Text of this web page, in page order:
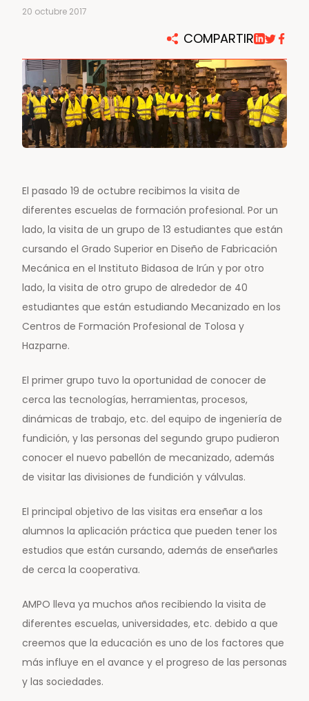
20 octubre 2017
COMPARTIR
El pasado 19 de octubre recibimos la visita de
diferentes escuelas de formación profesional. Por un
lado, la visita de un grupo de 13 estudiantes que están
cursando el Grado Superior en Diseño de Fabricación
Mecánica en el Instituto Bidasoa de Irún y por otro
lado, la visita de otro grupo de alrededor de 40
estudiantes que están estudiando Mecanizado en los
Centros de Formación Profesional de Tolosa y
Hazparne.
El primer grupo tuvo la oportunidad de conocer de
cerca las tecnologías, herramientas, procesos,
dinámicas de trabajo, etc. del equipo de ingeniería de
fundición, y las personas del segundo grupo pudieron
conocer el nuevo pabellón de mecanizado, además
de visitar las divisiones de fundición y válvulas.
El principal objetivo de las visitas era enseñar a los
alumnos la aplicación práctica que pueden tener los
estudios que están cursando, además de enseñarles
de cerca la cooperativa.
AMPO lleva ya muchos años recibiendo la visita de
diferentes escuelas, universidades, etc. debido a que
creemos que la educación es uno de los factores que
más influye en el avance y el progreso de las personas
y las sociedades.